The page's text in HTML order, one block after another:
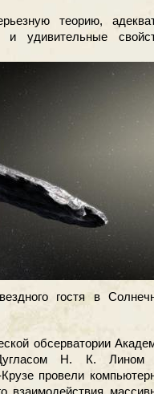
теорию,
удивительные
гостя в
обсерватории
Н. К. Лином
провели
взаимодействия